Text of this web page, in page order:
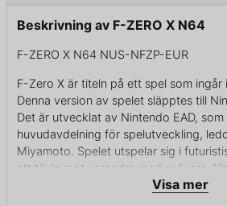
Beskrivning av F-ZERO X N64
F-ZERO X N64 NUS-NFZP-EUR
F-Zero X är titeln på ett spel som ingår
Denna version av spelet släpptes till
Det är utvecklat av Nintendo EAD,
huvudavdelning för spelutveckling,
Miyamoto. Spelet utspelar sig i
att tävla mot varandra med svävare.
kan spela mot varandra, och man kan
Visa mer